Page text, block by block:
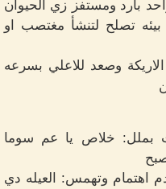
بارد ومستفز زي الحيوان
تصلح لتنشأ مغتصب او
وصعد للاعلي بسرعه
بملل: خلاص يا عم سوما
اهتمام وتهمس: العيله دي